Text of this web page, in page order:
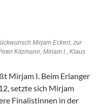
Mirjam Eckert, zur
Kitzmann, Miriam I., Klaus
Mirjam I. Beim Erlanger
setzte sich Mirjam
Finalistinnen in der